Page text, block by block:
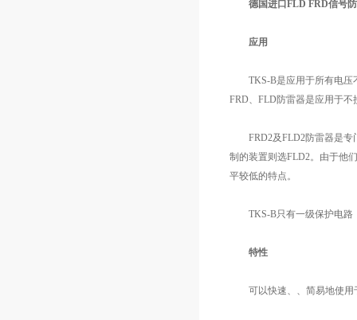
德国进口FLD FRD信号
应用
TKS-B是应用于所有电压不
FRD、FLD防雷器是应用于
FRD2及FLD2防雷器是专门
制的装置则选FLD2。由于他
平较低的特点。
TKS-B只有一级保护电路
特性
可以快速、、简易地使用